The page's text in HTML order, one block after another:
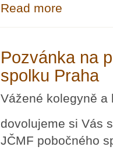
Read more
Pozvánka na
spolku Praha
Vážené kolegyně a
dovolujeme si Vás
JČMF pobočného